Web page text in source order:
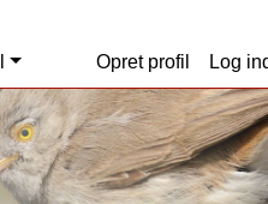
Opret profil Log